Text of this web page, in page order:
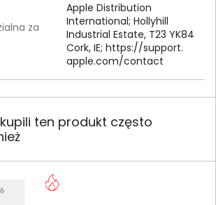
za
Apple Distribution
International; Hollyhill
Industrial Estate, T23 YK84
Cork, IE; https://support.
apple.com/contact
ten produkt często